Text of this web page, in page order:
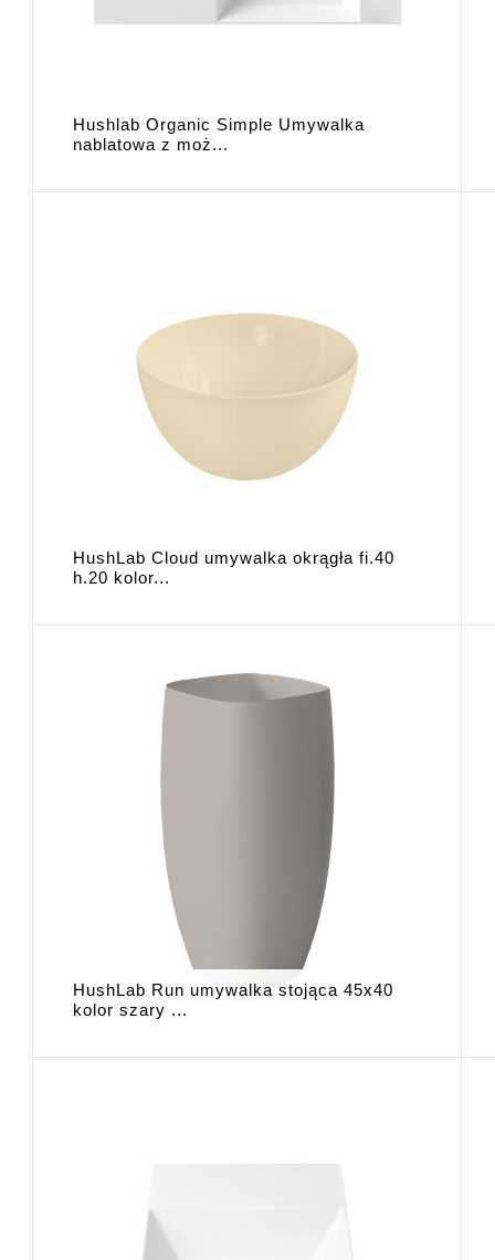
Hushlab Organic Simple Umywalka
nablatowa z moż...
HushLab Cloud umywalka okrągła fi.40
h.20 kolor...
HushLab Run umywalka stojąca 45x40
kolor szary ...